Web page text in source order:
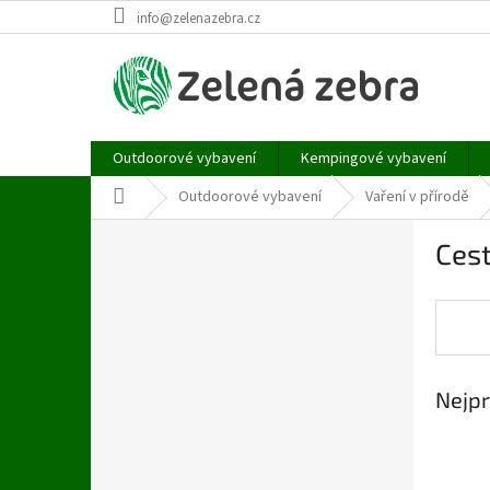
na
info@zelenazebra.cz
Outdoorové vybavení Kempingové vybavení
Domů Outdoorové vybavení Vaření v přírodě